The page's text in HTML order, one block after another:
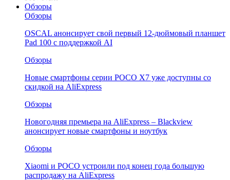
Обзоры
Обзоры
OSCAL анонсирует свой первый 12-дюймовый планшет
Pad 100 с поддержкой AI
Обзоры
Новые смартфоны серии POCO X7 уже доступны со
скидкой на AliExpress
Обзоры
Новогодняя премьера на AliExpress – Blackview
анонсирует новые смартфоны и ноутбук
Обзоры
Xiaomi и POCO устроили под конец года большую
распродажу на AliExpress